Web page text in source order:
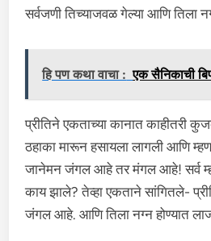
सर्वजणी तिच्याजवळ गेल्या आणि तिला
हि पण कथा वाचा : एक सैनिकाची
प्रीतिने एकताच्या कानात काहीतरी
ठहाका मारून हसायला लागली आणि
जानेमन जंगल आहे तर मंगल आहे! सर्व
काय झाले? तेव्हा एकताने सांगितले-
जंगल आहे. आणि तिला नग्न होण्यात